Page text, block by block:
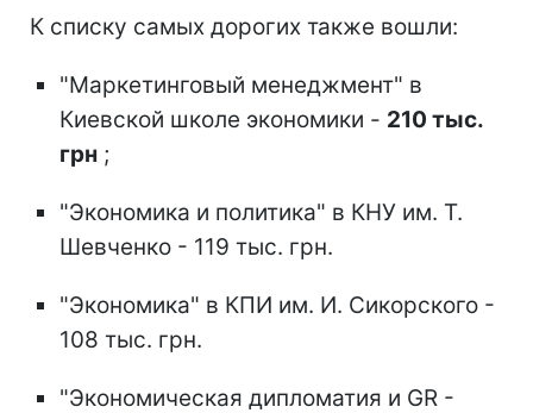
К списку самых дорогих также вошли:
"Маркетинговый менеджмент" в
Киевской школе экономики - 210 тыс.
грн ;
"Экономика и политика" в КНУ им. Т.
Шевченко - 119 тыс. грн.
"Экономика" в КПИ им. И. Сикорского -
108 тыс. грн.
"Экономическая дипломатия и GR -